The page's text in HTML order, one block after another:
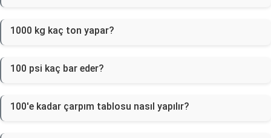
1000 kg kaç ton yapar?
100 psi kaç bar eder?
100'e kadar çarpım tablosu nasıl yapılır?